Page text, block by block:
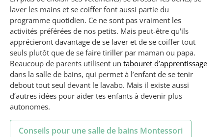
laver les mains et se coiffer font aussi partie du
programme quotidien. Ce ne sont pas vraiment les
activités préférées de nos petits. Mais peut-être qu'ils
apprécieront davantage de se laver et de se coiffer tout
seuls plutôt que de se faire tiriller par maman ou papa.
Beaucoup de parents utilisent un tabouret d’apprentissage
dans la salle de bains, qui permet à l’enfant de se tenir
debout tout seul devant le lavabo. Mais il existe aussi
d’autres idées pour aider tes enfants à devenir plus
autonomes.
Conseils pour une salle de bains Montessori